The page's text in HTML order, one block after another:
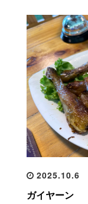
2025.10.6
ガイヤーン